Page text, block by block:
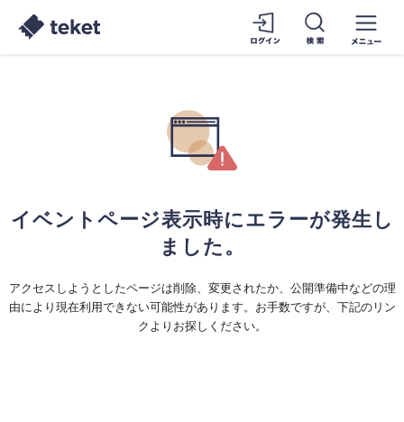
イベントページ表示時にエラーが発生し
ました。
アクセスしようとしたページは削除、変更されたか、公開準備中などの理
由により現在利用できない可能性があります。お手数ですが、下記のリン
クよりお探しください。